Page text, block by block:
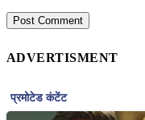
ADVERTISMENT